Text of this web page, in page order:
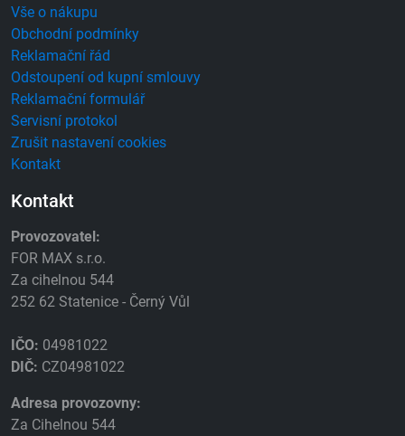
Vše o nákupu
Obchodní podmínky
Reklamační řád
Odstoupení od kupní smlouvy
Reklamační formulář
Servisní protokol
Zrušit nastavení cookies
Kontakt
Kontakt
Provozovatel:
FOR MAX s.r.o.
Za cihelnou 544
252 62 Statenice - Černý Vůl
IČO: 04981022
DIČ: CZ04981022
Adresa provozovny:
Za Cihelnou 544